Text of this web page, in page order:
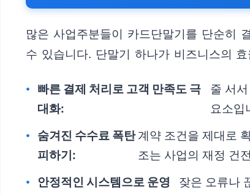
많은 사업주분들이 카드단말기를 단순히
수 있습니다. 단말기 하나가 비즈니스의
빠른 결제 처리로 고객 만족도 극
대화:
줄 서
요소입
숨겨진 수수료 폭탄
피하기:
계약 조건을 제대로
조는 사업의 재정 건
안정적인 시스템으로 운영
잦은 오류나